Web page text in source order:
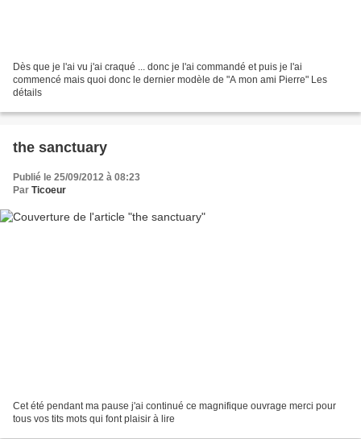
Dès que je l'ai vu j'ai craqué ... donc je l'ai commandé et puis je l'ai
commencé mais quoi donc le dernier modèle de "A mon ami Pierre" Les
détails
the sanctuary
Publié le 25/09/2012 à 08:23
Par Ticoeur
Cet été pendant ma pause j'ai continué ce magnifique ouvrage merci pour
tous vos tits mots qui font plaisir à lire